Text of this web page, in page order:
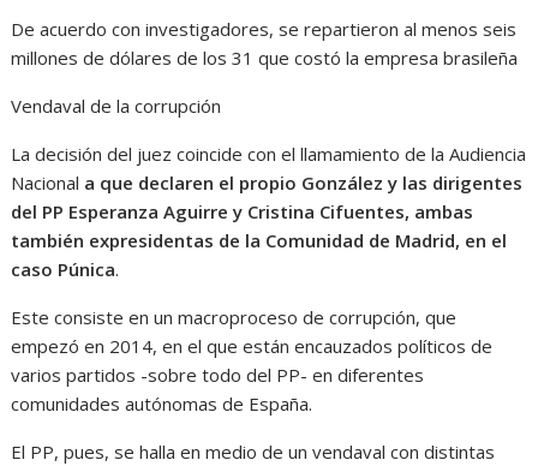
De acuerdo con investigadores, se repartieron al menos seis
millones de dólares de los 31 que costó la empresa brasileña
Vendaval de la corrupción
La decisión del juez coincide con el llamamiento de la Audiencia
Nacional a que declaren el propio González y las dirigentes
del PP Esperanza Aguirre y Cristina Cifuentes, ambas
también expresidentas de la Comunidad de Madrid, en el
caso Púnica.
Este consiste en un macroproceso de corrupción, que
empezó en 2014, en el que están encauzados políticos de
varios partidos -sobre todo del PP- en diferentes
comunidades autónomas de España.
El PP, pues, se halla en medio de un vendaval con distintas